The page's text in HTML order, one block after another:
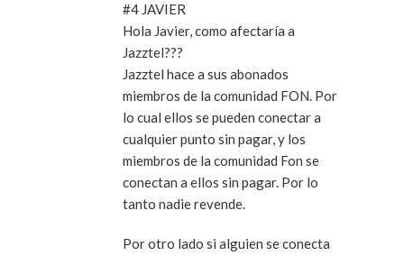
#4 JAVIER
Hola Javier, como afectaría a
Jazztel???
Jazztel hace a sus abonados
miembros de la comunidad FON. Por
lo cual ellos se pueden conectar a
cualquier punto sin pagar, y los
miembros de la comunidad Fon se
conectan a ellos sin pagar. Por lo
tanto nadie revende.
Por otro lado si alguien se conecta